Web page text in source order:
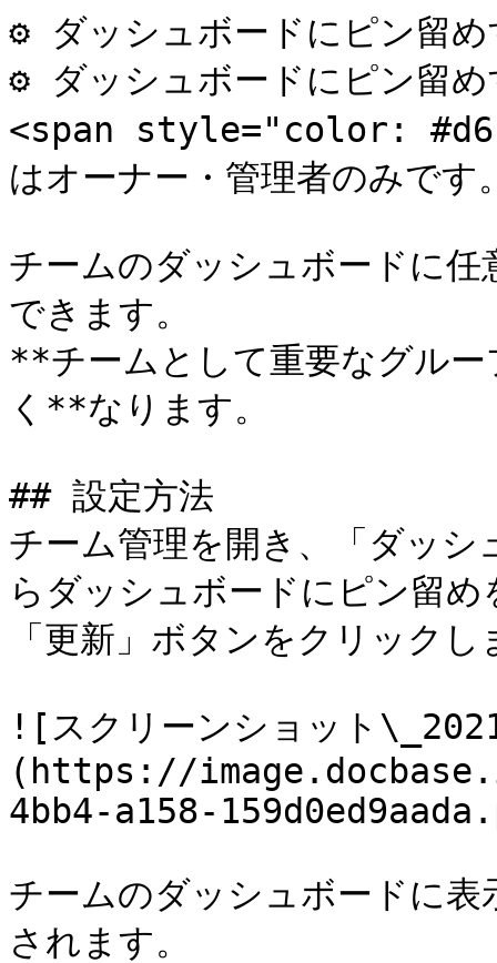
⚙ ダッシュボードにピン留
⚙ ダッシュボードにピン留
<span style="color:
はオーナー・管理者のみで
チームのダッシュボードに
できます。
**チームとして重要なグル
く**なります。
## 設定方法
チーム管理を開き、「ダッ
らダッシュボードにピン留
「更新」ボタンをクリックし
![スクリーンショット
(https://
4bb4-a158-
チームのダッシュボードに
されます。